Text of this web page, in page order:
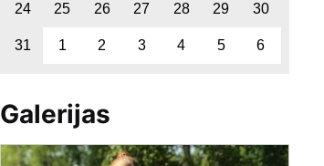
24 25 26 27 28 29 30
31 1 2 3 4 5 6
Galerijas